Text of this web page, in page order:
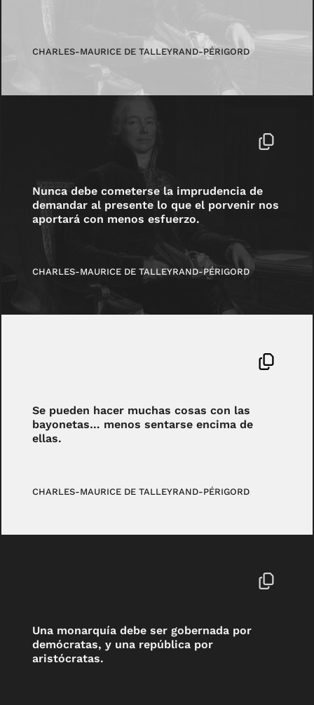
CHARLES-MAURICE DE TALLEYRAND-PÉRIGORD
Nunca debe cometerse la imprudencia de
demandar al presente lo que el porvenir nos
aportará con menos esfuerzo.
CHARLES-MAURICE DE TALLEYRAND-PÉRIGORD
Se pueden hacer muchas cosas con las
bayonetas… menos sentarse encima de
ellas.
CHARLES-MAURICE DE TALLEYRAND-PÉRIGORD
Una monarquía debe ser gobernada por
demócratas, y una república por
aristócratas.